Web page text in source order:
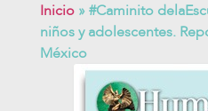
Inicio» #Caminito
niños y adolescentes.
México